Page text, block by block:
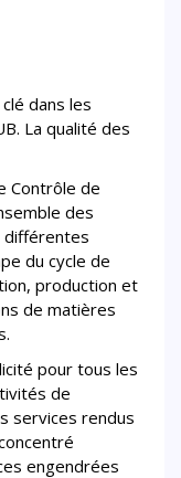
dans les
La qualité des
Contrôle de
des
différentes
du cycle de
production et
de matières
pour tous les
de
services rendus
engendrées